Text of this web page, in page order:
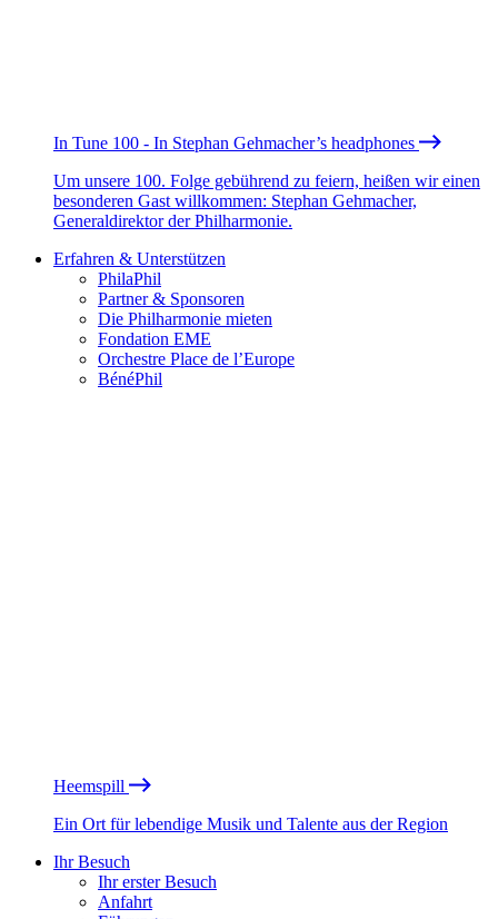
In Tune 100 - In Stephan Gehmacher’s headphones
Um unsere 100. Folge gebührend zu feiern, heißen wir einen
besonderen Gast willkommen: Stephan Gehmacher,
Generaldirektor der Philharmonie.
Erfahren & Unterstützen
PhilaPhil
Partner & Sponsoren
Die Philharmonie mieten
Fondation EME
Orchestre Place de l’Europe
BénéPhil
Heemspill
Ein Ort für lebendige Musik und Talente aus der Region
Ihr Besuch
Ihr erster Besuch
Anfahrt